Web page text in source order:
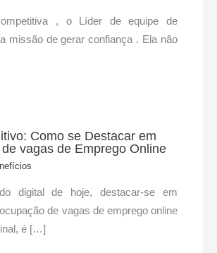
, o Líder de equipe de
missão de gerar confiança . Ela não
Como se Destacar em
vagas de Emprego Online
digital de hoje, destacar-se em
de vagas de emprego online
é […]